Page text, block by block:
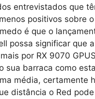
entrevistados que
positivos sobre o
é que o
possa significar que a
por RX 9070
sua barraca como
média, certamente
distância o Red